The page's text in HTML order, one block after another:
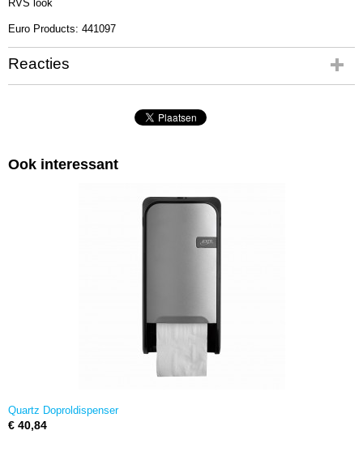
RVS look
Euro Products: 441097
Reacties
Ook interessant
Quartz Doproldispenser
€ 40,84